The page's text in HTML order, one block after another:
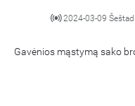
2024-03-09
Gavėnios mąstymą sako